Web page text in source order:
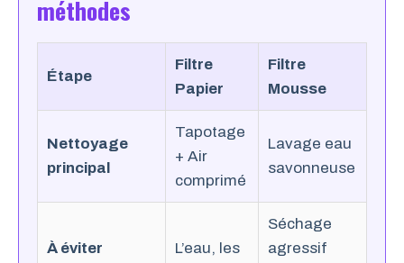
méthodes
Étape
Filtre
Papier
Filtre
Mousse
Nettoyage
principal
Tapotage
+ Air
comprimé
Lavage eau
savonneuse
À éviter
L’eau, les
Séchage
agressif